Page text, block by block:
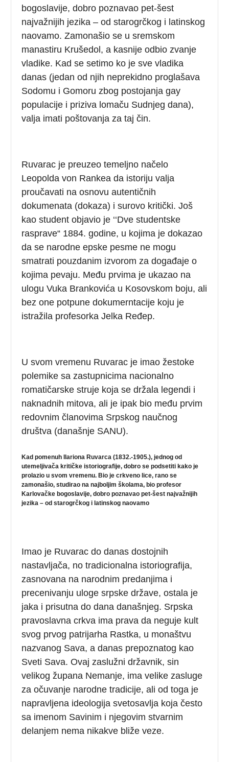
bogoslavije, dobro poznavao pet-šest
najvažnijih jezika – od starogrčkog i latinskog
naovamo. Zamonašio se u sremskom
manastiru Krušedol, a kasnije odbio zvanje
vladike. Kad se setimo ko je sve vladika
danas (jedan od njih neprekidno proglašava
Sodomu i Gomoru zbog postojanja gay
populacije i priziva lomaču Sudnjeg dana),
valja imati poštovanja za taj čin.
Ruvarac je preuzeo temeljno načelo
Leopolda von Rankea da istoriju valja
proučavati na osnovu autentičnih
dokumenata (dokaza) i surovo kritički. Još
kao student objavio je ‘‘Dve studentske
rasprave“ 1884. godine, u kojima je dokazao
da se narodne epske pesme ne mogu
smatrati pouzdanim izvorom za događaje o
kojima pevaju. Među prvima je ukazao na
ulogu Vuka Brankovića u Kosovskom boju, ali
bez one potpune dokumerntacije koju je
istražila profesorka Jelka Ređep.
U svom vremenu Ruvarac je imao žestoke
polemike sa zastupnicima nacionalno
romatičarske struje koja se držala legendi i
naknadnih mitova, ali je ipak bio među prvim
redovnim članovima Srpskog naučnog
društva (današnje SANU).
Kad pomenuh Ilariona Ruvarca (1832.-1905.), jednog od
utemeljivača kritičke istoriografije, dobro se podsetiti kako je
prolazio u svom vremenu. Bio je crkveno lice, rano se
zamonašio, studirao na najboljim školama, bio profesor
Karlovačke bogoslavije, dobro poznavao pet-šest najvažnijih
jezika – od starogrčkog i latinskog naovamo
Imao je Ruvarac do danas dostojnih
nastavljača, no tradicionalna istoriografija,
zasnovana na narodnim predanjima i
precenivanju uloge srpske države, ostala je
jaka i prisutna do dana današnjeg. Srpska
pravoslavna crkva ima prava da neguje kult
svog prvog patrijarha Rastka, u monaštvu
nazvanog Sava, a danas prepoznatog kao
Sveti Sava. Ovaj zaslužni državnik, sin
velikog župana Nemanje, ima velike zasluge
za očuvanje narodne tradicije, ali od toga je
napravljena ideologija svetosavlja koja često
sa imenom Savinim i njegovim stvarnim
delanjem nema nikakve bliže veze.